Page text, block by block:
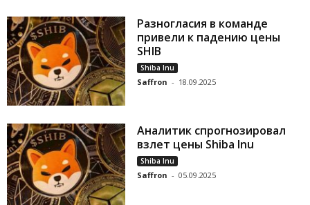
Разногласия в команде
привели к падению цены
SHIB
Shiba Inu
Saffron - 18.09.2025
Аналитик спрогнозировал
взлет цены Shiba Inu
Shiba Inu
Saffron - 05.09.2025